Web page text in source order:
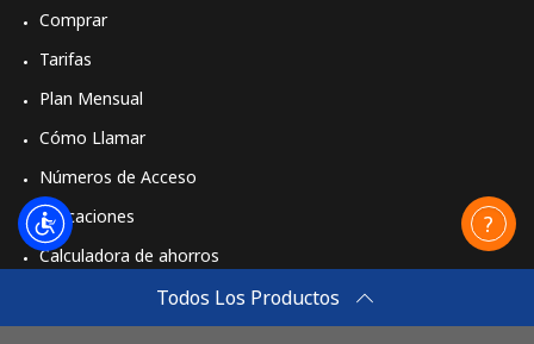
Todos Los Productos
Comprar
Tarifas
Plan Mensual
Cómo Llamar
Números de Acceso
Aplicaciones
Calculadora de ahorros